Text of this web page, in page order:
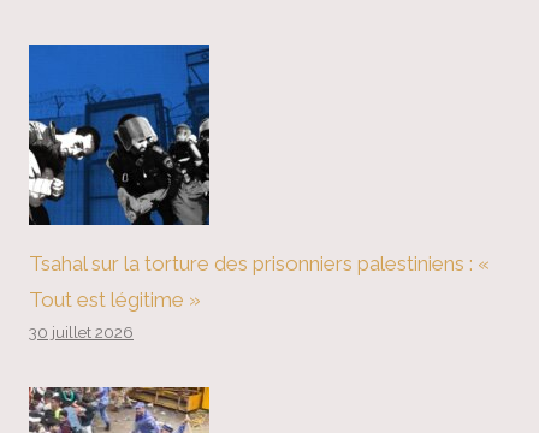
Tsahal sur la torture des prisonniers palestiniens : «
Tout est légitime »
30 juillet 2026